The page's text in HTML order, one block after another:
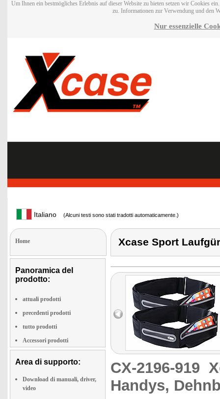
Um Ihnen ein bestmögliches Erlebnis auf dieser Website zu bieten setzen wir Cookies
zu. Informationen zur Verwendung und den
Nur essenzielle
Italiano (Alcuni testi sono stati tradotti automaticamente.)
Home
Panoramica del
prodotto:
attuali prodotti
precedenti prodotti
tutto prodotti
Accessori prodotti
Area di supporto:
Download di manuali, driver,
video
Xcase Sport
CX-2196-919
Handys,